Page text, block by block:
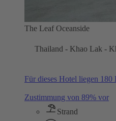
The Leaf Oceanside
Thailand - Khao Lak -
Für dieses Hotel liegen
Zustimmung von 89% vor
Strand